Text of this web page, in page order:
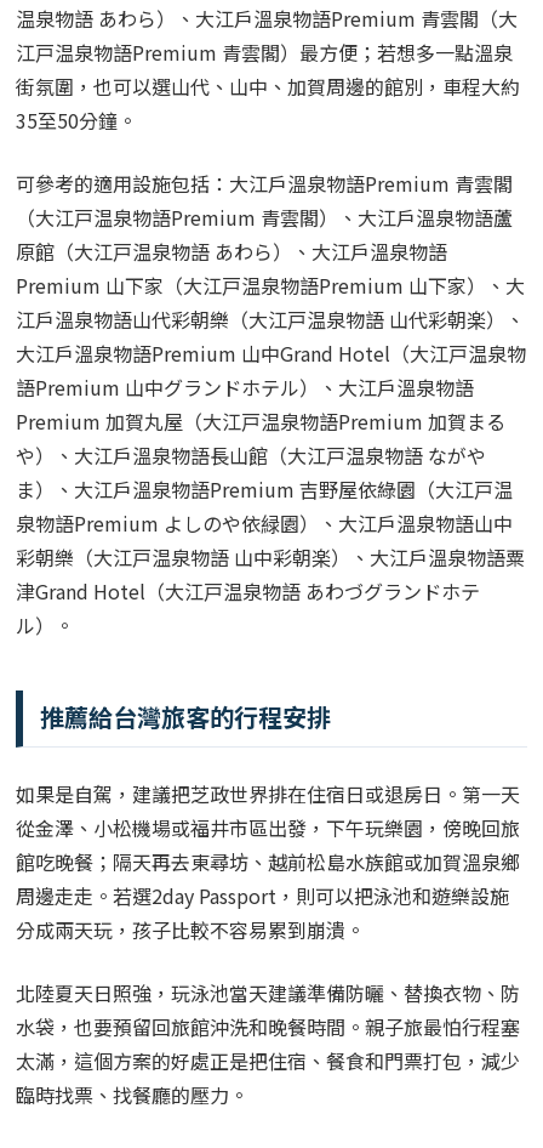
温泉物語 あわら）、大江戶溫泉物語Premium 青雲閣（大
江戸温泉物語Premium 青雲閣）最方便；若想多一點溫泉
街氛圍，也可以選山代、山中、加賀周邊的館別，車程大約
35至50分鐘。
可參考的適用設施包括：大江戶溫泉物語Premium 青雲閣
（大江戸温泉物語Premium 青雲閣）、大江戶溫泉物語蘆
原館（大江戸温泉物語 あわら）、大江戶溫泉物語
Premium 山下家（大江戸温泉物語Premium 山下家）、大
江戶溫泉物語山代彩朝樂（大江戸温泉物語 山代彩朝楽）、
大江戶溫泉物語Premium 山中Grand Hotel（大江戸温泉物
語Premium 山中グランドホテル）、大江戶溫泉物語
Premium 加賀丸屋（大江戸温泉物語Premium 加賀まる
や）、大江戶溫泉物語長山館（大江戸温泉物語 ながや
ま）、大江戶溫泉物語Premium 吉野屋依綠園（大江戸温
泉物語Premium よしのや依緑園）、大江戶溫泉物語山中
彩朝樂（大江戸温泉物語 山中彩朝楽）、大江戶溫泉物語粟
津Grand Hotel（大江戸温泉物語 あわづグランドホテ
ル）。
推薦給台灣旅客的行程安排
如果是自駕，建議把芝政世界排在住宿日或退房日。第一天
從金澤、小松機場或福井市區出發，下午玩樂園，傍晚回旅
館吃晚餐；隔天再去東尋坊、越前松島水族館或加賀溫泉鄉
周邊走走。若選2day Passport，則可以把泳池和遊樂設施
分成兩天玩，孩子比較不容易累到崩潰。
北陸夏天日照強，玩泳池當天建議準備防曬、替換衣物、防
水袋，也要預留回旅館沖洗和晚餐時間。親子旅最怕行程塞
太滿，這個方案的好處正是把住宿、餐食和門票打包，減少
臨時找票、找餐廳的壓力。